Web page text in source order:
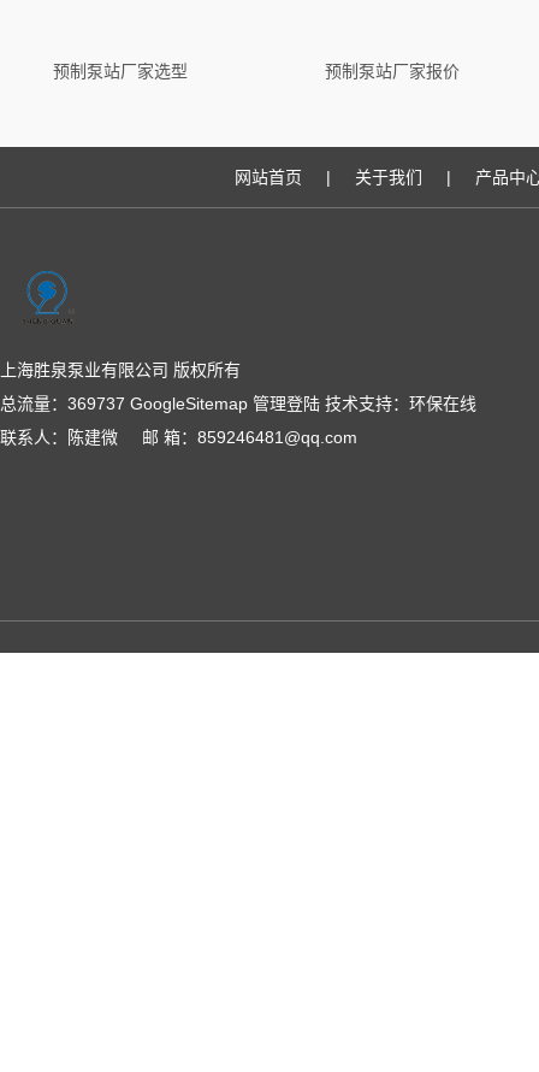
预制泵站厂家选型 预制泵站厂家报价
网站首页 | 关于我们 | 产品中
上海胜泉泵业有限公司 版权所有
总流量：369737 GoogleSitemap 管理登陆 技术支持： 环保在线
联系人：陈建微 邮 箱：859246481@qq.com